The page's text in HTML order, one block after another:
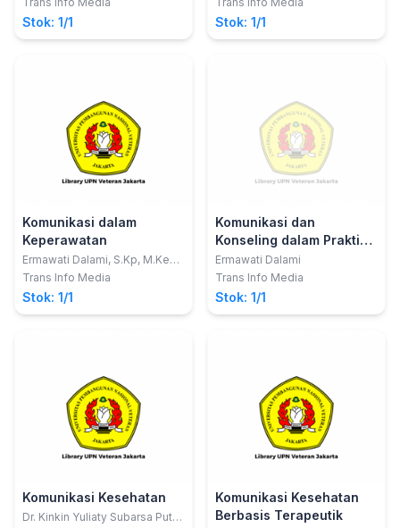
Mapping SDKI, SLKI dan
SIKI
Stok: 1/1
Efektif, Komunikasi
Terapeutik, Dokumentasi
Stok: 1/1
Komunikasi dalam
Keperawatan
Ermawati Dalami, S.Kp, M.Kes.;
Widya Sepalanita, S.Kep.,
Trans Info Media
Stok: 1/1
Komunikasi dan
Konseling dalam Praktik
Kebidanan
Ermawati Dalami
Trans Info Media
Stok: 1/1
Komunikasi Kesehatan
Dr. Kinkin Yuliaty Subarsa Putri,
Komunikasi Kesehatan
Berbasis Terapeutik